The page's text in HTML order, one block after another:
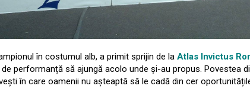
în costumul alb, a primit sprijin de la Atlas Invictus
performanță să ajungă acolo unde și-au propus. Povestea
în care oamenii nu așteaptă să le cadă din cer